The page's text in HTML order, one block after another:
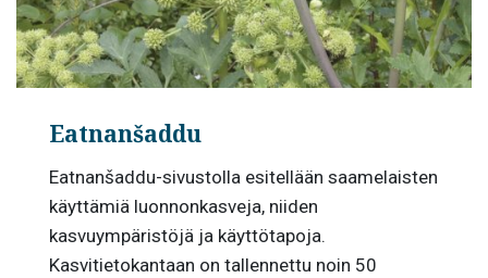
Eatnanšaddu
Eatnanšaddu-sivustolla esitellään saamelaisten
käyttämiä luonnonkasveja, niiden
kasvuympäristöjä ja käyttötapoja.
Kasvitietokantaan on tallennettu noin 50